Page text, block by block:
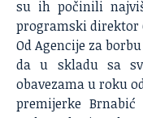
su ih počinili
programski direktor
Od Agencije za
da u skladu sa
obavezama u roku
premijerke